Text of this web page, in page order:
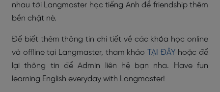
nhau tới Langmaster học tiếng Anh để friendship thêm
bền chặt nè.
Để biết thêm thông tin chi tiết về các khóa học online
và offline tại Langmaster, tham khảo
TẠI ĐÂY hoặc để
lại thông tin để Admin liên hệ bạn nha. Have fun
learning English everyday with Langmaster!